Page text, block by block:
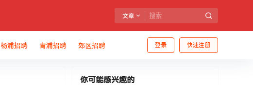
文章
登录 快速注册
杨浦招聘 青浦招聘 郊区招聘
你可能感兴趣的